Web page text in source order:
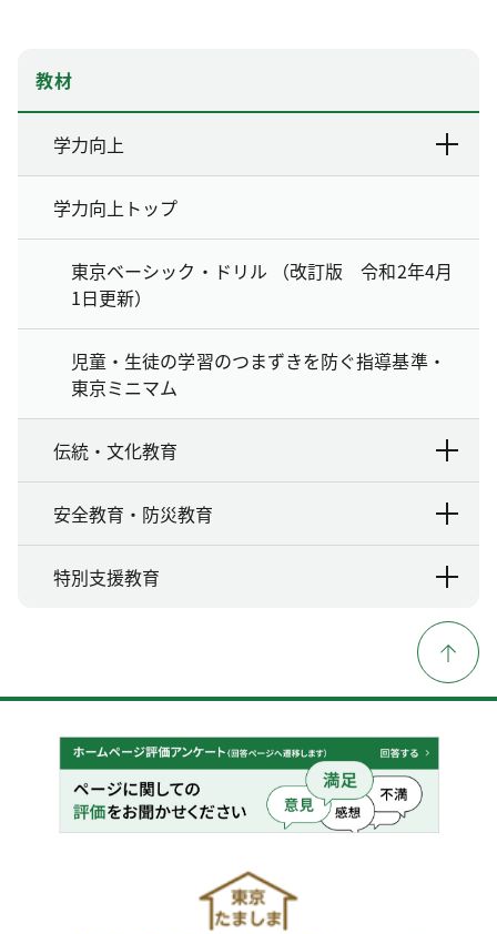
教材
学力向上
学力向上トップ
東京ベーシック・ドリル （改訂版 令和2年4月
1日更新）
児童・生徒の学習のつまずきを防ぐ指導基準・
東京ミニマム
伝統・文化教育
安全教育・防災教育
特別支援教育